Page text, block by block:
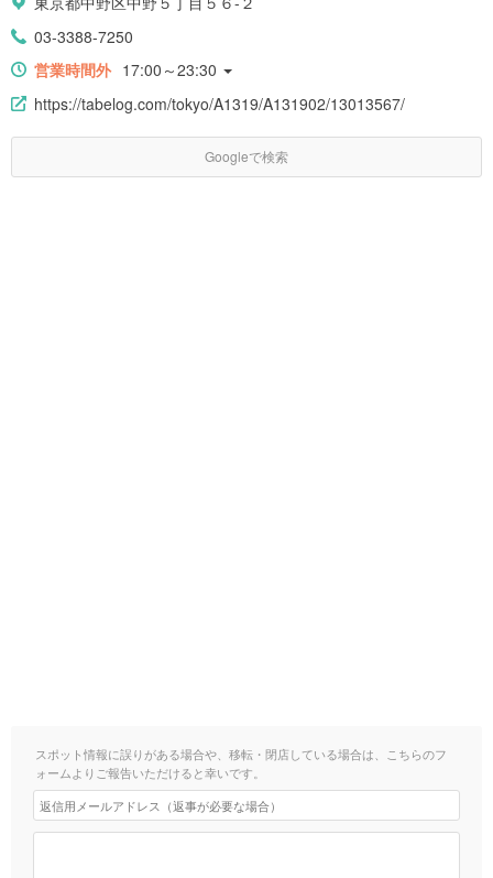
03-3388-7250
営業時間外 17:00～23:30
https://tabelog.com/tokyo/A1319/A131902/13013567/
Googleで検索
スポット情報に誤りがある場合や、移転・閉店している場合は、こちらのフ
ォームよりご報告いただけると幸いです。